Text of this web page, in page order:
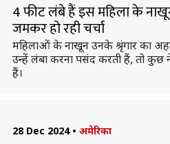
4 फीट लंबे हैं इस महिला के
जमकर हो रही चर्चा
महिलाओं के नाखून उनके श्रृंगार का
उन्हें लंबा करना पसंद करती हैं, तो कुछ
हैं।
28 Dec 2024 • अमेरिका